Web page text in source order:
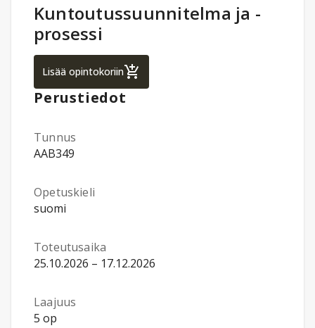
Opintotiedot:
Kuntoutussuunnitelma ja -
prosessi
Lisää opintokoriinKuntoutussuunnitelma ja -prosessi
Perustiedot
Tunnus
AAB349
Opetuskieli
suomi
Toteutusaika
25.10.2026 – 17.12.2026
Laajuus
5 op